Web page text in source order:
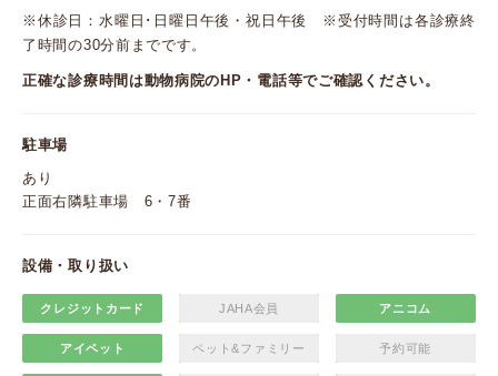
※休診日：水曜日･日曜日午後・祝日午後 ※受付時間は各診療終
了時間の30分前までです。
正確な診療時間は動物病院のHP・電話等でご確認ください。
駐車場
あり
正面右隣駐車場 6・7番
設備・取り扱い
クレジットカード JAHA会員 アニコム
アイペット ペット&ファミリー 予約可能